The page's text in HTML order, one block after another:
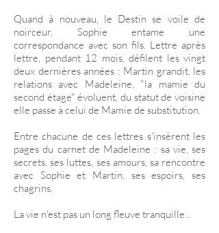
Quand à nouveau, le Destin se voile de
noirceur, Sophie entame une
correspondance avec son fils. Lettre après
lettre, pendant 12 mois, défilent les vingt
deux dernières années : Martin grandit, les
relations avec Madeleine, "la mamie du
second étage" évoluent, du statut de voisine
elle passe à celui de Mamie de substitution.
Entre chacune de ces lettres s'insèrent les
pages du carnet de Madeleine : sa vie, ses
secrets, ses luttes, ses amours, sa rencontre
avec Sophie et Martin, ses espoirs, ses
chagrins.
La vie n'est pas un long fleuve tranquille...